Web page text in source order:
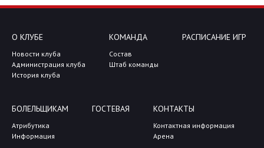
О КЛУБЕ
Новости клуба
Администрация клуба
История клуба
КОМАНДА
Состав
Штаб команды
РАСПИСАНИЕ ИГР
БОЛЕЛЬЩИКАМ
Атрибутика
Информация
ГОСТЕВАЯ КОНТАКТЫ
Контактная информация
Арена